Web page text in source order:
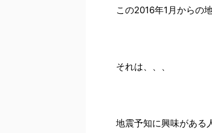
この2016年1月からの
それは、、、
地震予知に興味がある